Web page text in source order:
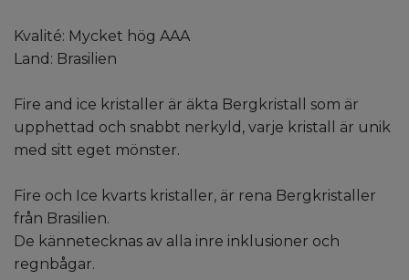
Kvalité: Mycket hög AAA
Land: Brasilien
Fire and ice kristaller är äkta Bergkristall som är
upphettad och snabbt nerkyld, varje kristall är unik
med sitt eget mönster.
Fire och Ice kvarts kristaller, är rena Bergkristaller
från Brasilien.
De kännetecknas av alla inre inklusioner och
regnbågar.